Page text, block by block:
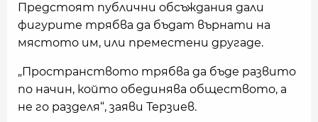
Предстоят публични обсъждания дали
фигурите трябва да бъдат върнати на
мястото им, или преместени другаде.
„Пространството трябва да бъде развито
по начин, който обединява обществото, а
не го разделя“, заяви Терзиев.